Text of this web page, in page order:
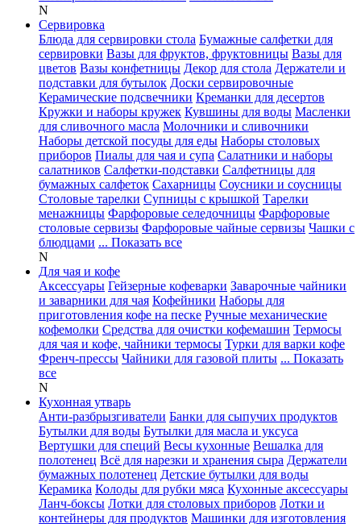
N
Сервировка
Блюда для сервировки стола Бумажные салфетки для
сервировки Вазы для фруктов, фруктовницы Вазы для
цветов Вазы конфетницы Декор для стола Держатели и
подставки для бутылок Доски сервировочные
Керамические подсвечники Креманки для десертов
Кружки и наборы кружек Кувшины для воды Масленки
для сливочного масла Молочники и сливочники
Наборы детской посуды для еды Наборы столовых
приборов Пиалы для чая и супа Салатники и наборы
салатников Салфетки-подставки Салфетницы для
бумажных салфеток Сахарницы Соусники и соусницы
Столовые тарелки Супницы с крышкой Тарелки
менажницы Фарфоровые селедочницы Фарфоровые
столовые сервизы Фарфоровые чайные сервизы Чашки с
блюдцами ... Показать все
N
Для чая и кофе
Аксессуары Гейзерные кофеварки Заварочные чайники
и заварники для чая Кофейники Наборы для
приготовления кофе на песке Ручные механические
кофемолки Средства для очистки кофемашин Термосы
для чая и кофе, чайники термосы Турки для варки кофе
Френч-прессы Чайники для газовой плиты ... Показать
все
N
Кухонная утварь
Анти-разбрызгиватели Банки для сыпучих продуктов
Бутылки для воды Бутылки для масла и уксуса
Вертушки для специй Весы кухонные Вешалка для
полотенец Всё для нарезки и хранения сыра Держатели
бумажных полотенец Детские бутылки для воды
Керамика Колоды для рубки мяса Кухонные аксессуары
Ланч-боксы Лотки для столовых приборов Лотки и
контейнеры для продуктов Машинки для изготовления